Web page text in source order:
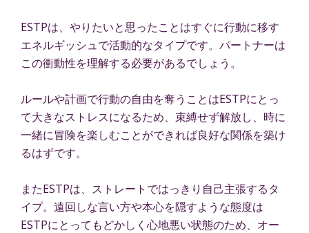
ESTPは、やりたいと思ったことはすぐに行動に移す
エネルギッシュで活動的なタイプです。パートナーは
この衝動性を理解する必要があるでしょう。
ルールや計画で行動の自由を奪うことはESTPにとっ
て大きなストレスになるため、束縛せず解放し、時に
一緒に冒険を楽しむことができれば良好な関係を築け
るはずです。
またESTPは、ストレートではっきり自己主張するタ
イプ。遠回しな言い方や本心を隠すような態度は
ESTPにとってもどかしく心地悪い状態のため、オー